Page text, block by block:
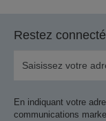
Restez
En indiquant votre
communications